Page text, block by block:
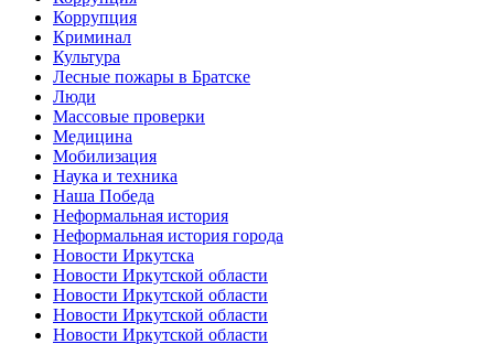
Коррупция
Криминал
Культура
Лесные пожары в Братске
Люди
Массовые проверки
Медицина
Мобилизация
Наука и техника
Наша Победа
Неформальная история
Неформальная история города
Новости Иркутска
Новости Иркутской области
Новости Иркутской области
Новости Иркутской области
Новости Иркутской области